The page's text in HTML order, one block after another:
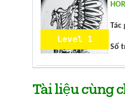
Level 1
Tác
Số
Tài liệu cùng